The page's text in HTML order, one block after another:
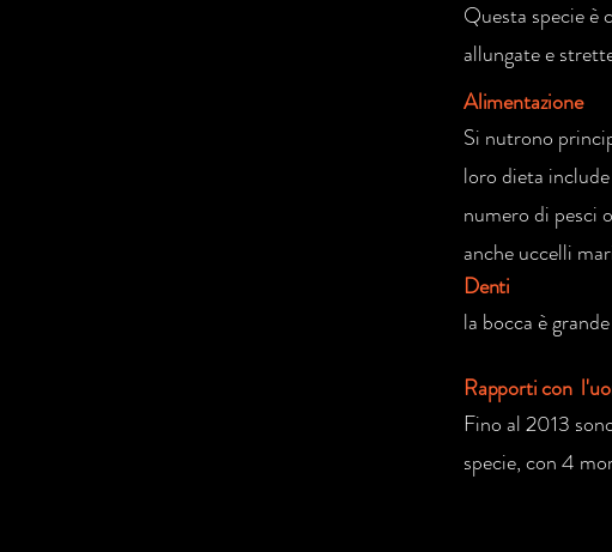
Questa specie è
allungate e
Alimentazione
Denti
Si nutrono
loro dieta
numero di pesci
anche uccelli
la bocca è
Rapporti con
Fino al 2013
specie, con 4